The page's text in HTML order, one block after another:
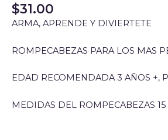
$31.00
ARMA, APRENDE Y DIVIERTETE
ROMPECABEZAS PARA LOS MAS
EDAD RECOMENDADA 3 AÑOS +,
MEDIDAS DEL ROMPECABEZAS 15